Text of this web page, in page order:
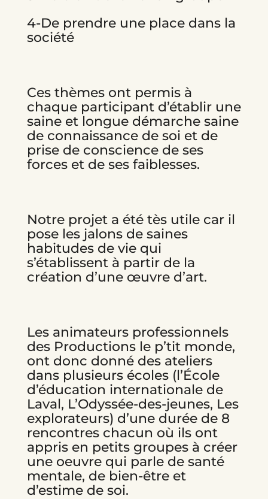
4-De prendre une place dans la
société
Ces thèmes ont permis à
chaque participant d’établir une
saine et longue démarche saine
de connaissance de soi et de
prise de conscience de ses
forces et de ses faiblesses.
Notre projet a été tès utile car il
pose les jalons de saines
habitudes de vie qui
s’établissent à partir de la
création d’une œuvre d’art.
Les animateurs professionnels
des Productions le p’tit monde,
ont donc donné des ateliers
dans plusieurs écoles (l’École
d’éducation internationale de
Laval, L’Odyssée-des-jeunes, Les
explorateurs) d’une durée de 8
rencontres chacun où ils ont
appris en petits groupes à créer
une oeuvre qui parle de santé
mentale, de bien-être et
d’estime de soi.